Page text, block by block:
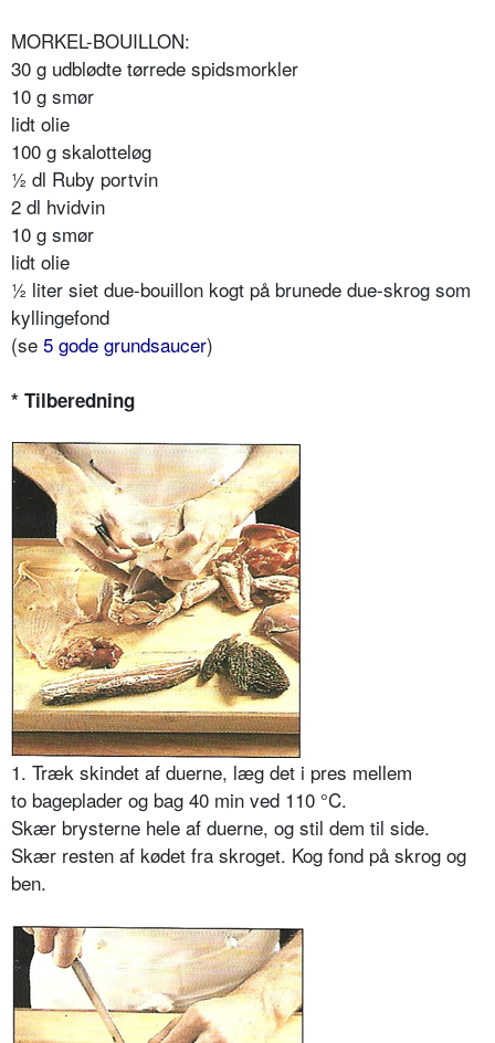
MORKEL-BOUILLON:
30 g udblødte tørrede spidsmorkler
10 g smør
lidt olie
100 g skalotteløg
½ dl Ruby portvin
2 dl hvidvin
10 g smør
lidt olie
½ liter siet due-bouillon kogt på brunede due-skrog som
kyllingefond
(se 5 gode grundsaucer)
* Tilberedning
1. Træk skindet af duerne, læg det i pres mellem
to bageplader og bag 40 min ved 110 °C.
Skær brysterne hele af duerne, og stil dem til side.
Skær resten af kødet fra skroget. Kog fond på skrog og
ben.